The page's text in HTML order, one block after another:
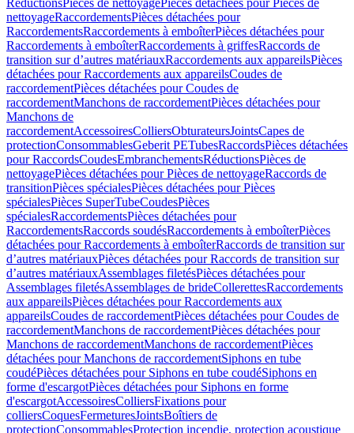
RéductionsPièces de nettoyagePièces détachées pour Pièces de
nettoyageRaccordementsPièces détachées pour
RaccordementsRaccordements à emboîterPièces détachées pour
Raccordements à emboîterRaccordements à griffesRaccords de
transition sur d’autres matériauxRaccordements aux appareilsPièces
détachées pour Raccordements aux appareilsCoudes de
raccordementPièces détachées pour Coudes de
raccordementManchons de raccordementPièces détachées pour
Manchons de
raccordementAccessoiresColliersObturateursJointsCapes de
protectionConsommablesGeberit PETubesRaccordsPièces détachées
pour RaccordsCoudesEmbranchementsRéductionsPièces de
nettoyagePièces détachées pour Pièces de nettoyageRaccords de
transitionPièces spécialesPièces détachées pour Pièces
spécialesPièces SuperTubeCoudesPièces
spécialesRaccordementsPièces détachées pour
RaccordementsRaccords soudésRaccordements à emboîterPièces
détachées pour Raccordements à emboîterRaccords de transition sur
d’autres matériauxPièces détachées pour Raccords de transition sur
d’autres matériauxAssemblages filetésPièces détachées pour
Assemblages filetésAssemblages de brideCollerettesRaccordements
aux appareilsPièces détachées pour Raccordements aux
appareilsCoudes de raccordementPièces détachées pour Coudes de
raccordementManchons de raccordementPièces détachées pour
Manchons de raccordementManchons de raccordementPièces
détachées pour Manchons de raccordementSiphons en tube
coudéPièces détachées pour Siphons en tube coudéSiphons en
forme d'escargotPièces détachées pour Siphons en forme
d'escargotAccessoiresColliersFixations pour
colliersCoquesFermeturesJointsBoîtiers de
protectionConsommablesProtection incendie, protection acoustique